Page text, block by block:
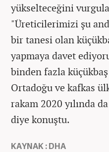
yükselteceğini
"Üreticilerimizi şu
bir tanesi olan
yapmaya davet
binden fazla
Ortadoğu ve kafkas
rakam 2020 yılında
diye konuştu.
KAYNAK : DHA